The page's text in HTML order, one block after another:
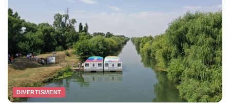
DIVERTISMENT